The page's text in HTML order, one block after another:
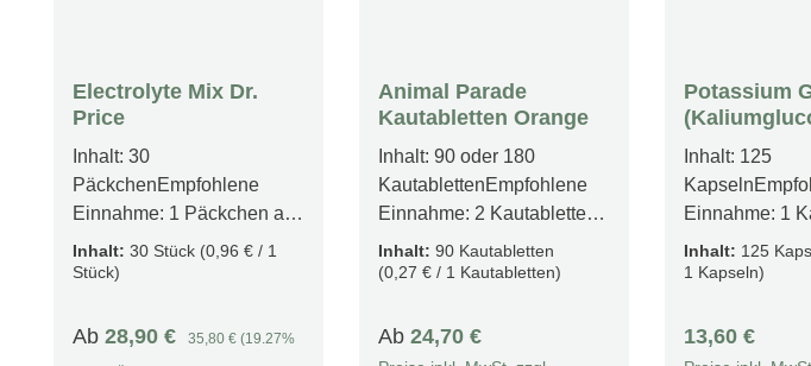
Electrolyte Mix Dr.
Price
Inhalt: 30
PäckchenEmpfohlene
Einnahme: 1 Päckchen am
Tag mit einer Mahlzeit
Produktfakten
Verdauungssystem
Inhalt: 30 Stück (0,96 € / 1
Stück)
Verkaufspreis:
Ab 28,90 € Regulärer Preis:
35,80 € (19.27%
Animal Parade
Kautabletten Orange
Inhalt: 90 oder 180
KautablettenEmpfohlene
Einnahme: 2 Kautabletten
Täglich mit einer Mahlzeit
Produktfakten Leckere
Kinder Liefern wichtige
Inhalt: 90 Kautabletten
(0,27 € / 1 Kautabletten)
Regulärer Preis:
Ab 24,70 €
Potassium
Inhalt: 125
Einnahme: 1
Tag mit
Flüssigkeit Produktfakten:
Muskelfunktion
Inhalt: 125
1 Kapseln)
Regulärer
13,60 €